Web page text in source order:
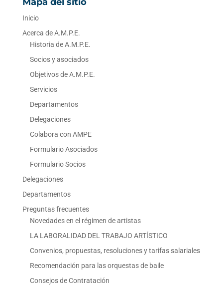
Mapa del sitio
Inicio
Acerca de A.M.P.E.
Historia de A.M.P.E.
Socios y asociados
Objetivos de A.M.P.E.
Servicios
Departamentos
Delegaciones
Colabora con AMPE
Formulario Asociados
Formulario Socios
Delegaciones
Departamentos
Preguntas frecuentes
Novedades en el régimen de artistas
LA LABORALIDAD DEL TRABAJO ARTÍSTICO
Convenios, propuestas, resoluciones y tarifas salariales
Recomendación para las orquestas de baile
Consejos de Contratación